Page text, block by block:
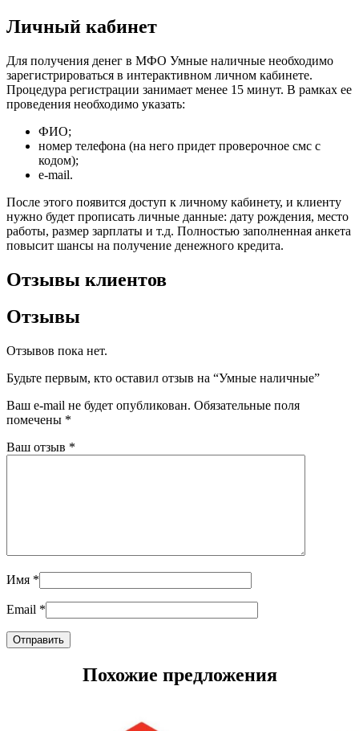
Личный кабинет
Для получения денег в МФО Умные наличные необходимо
зарегистрироваться в интерактивном личном кабинете.
Процедура регистрации занимает менее 15 минут. В рамках ее
проведения необходимо указать:
ФИО;
номер телефона (на него придет проверочное смс с
кодом);
e-mail.
После этого появится доступ к личному кабинету, и клиенту
нужно будет прописать личные данные: дату рождения, место
работы, размер зарплаты и т.д. Полностью заполненная анкета
повысит шансы на получение денежного кредита.
Отзывы клиентов
Отзывы
Отзывов пока нет.
Будьте первым, кто оставил отзыв на “Умные наличные”
Ваш e-mail не будет опубликован. Обязательные поля
помечены *
Ваш отзыв *
Имя *
Email *
Похожие предложения